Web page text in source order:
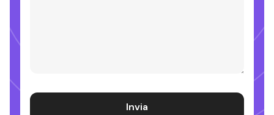
Invia